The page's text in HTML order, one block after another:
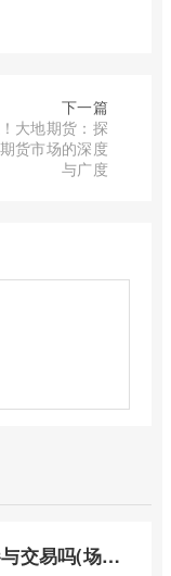
下一篇
大地期货：探
货市场的深度
与广度
场外期权个人可以参与交易吗(场外个股期权怎样交易)